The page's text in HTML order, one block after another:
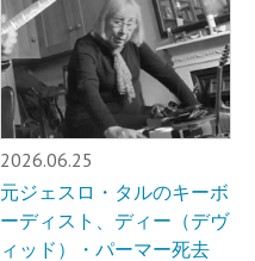
2026.06.25
元ジェスロ・タルのキーボ
ーディスト、ディー（デヴ
ィッド）・パーマー死去